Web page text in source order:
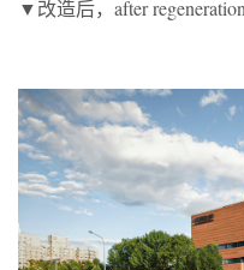
▼改造后，after regeneration